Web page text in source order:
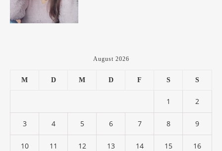
August 2026
M D M D F S S
1 2
3 4 5 6 7 8 9
10 11 12 13 14 15 16